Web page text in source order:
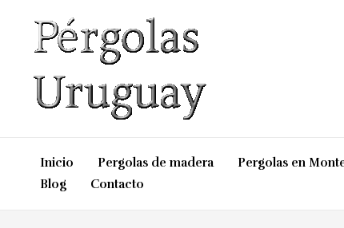
contenido
Inicio Pergolas de madera Pergolas en
Blog
Contacto